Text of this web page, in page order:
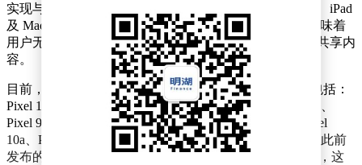
实现与苹果隔空投送的跨平台互通，安卓设备与 iPhone、iPad
及 Mac 之间的文件传输将更加便捷。这一突破性进展意味着
用户无需依赖第三方应用，即可在不同生态系统间直接共享内
容。
目前，谷歌已为多款 Pixel 机型开放该功能支持，具体包括：
Pixel 10 系列（含 10、10 Pro、10 Pro XL、10 Pro Fold）、
Pixel 9 系列（含 9、9 Pro、9 Pro XL、9 Pro Fold）、Pixel
10a、Pixel 9a 以及定位中端的 Pixel 8a。值得注意的是，此前
发布的旗舰机型 Pixel 8 和 Pixel 8 Pro 暂未列入支持名单，这